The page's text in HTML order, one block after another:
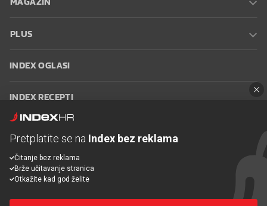
PLUS
INDEX OGLASI
INDEX RECEPTI
Oglašavanje Zaposli se na Indexu
korištenja
Postavke kolačića
Pretplatite se na Index bez reklama
Čitanje bez reklama
Brže učitavanje stranica
Otkažite kad god želite